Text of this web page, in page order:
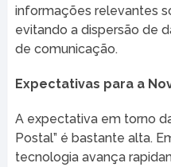
informações relevantes
evitando a dispersão de
de comunicação.
Expectativas para a
A expectativa em torno
Postal” é bastante alta.
tecnologia avança